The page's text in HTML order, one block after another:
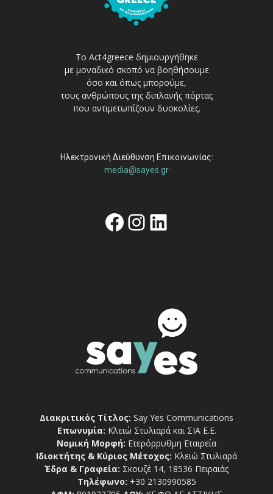
Το Act4greece δημιουργήθηκε
με μοναδικό σκοπό να βοηθήσουμε
όσο και όπως μπορούμε,
τους ανθρώπους της διπλανής πόρτας
που αντιμετωπίζουν δυσκολίες.
Ηλεκτρονική Διεύθυνση Επικοινωνίας:
media@sayes.gr
Facebook
Instagram
Linkedin
Διακριτικός Τίτλος: Say Yes Communications
Επωνυμία: Κλειώ Στυλιαρά και ΣΙΑ Ε.Ε.
Νομική Μορφή: Ετερόρρυθμη Εταιρεία
Ιδιοκτήτης & Κύριος Μέτοχος: Κλειώ Στυλιαρά
Έδρα & Γραφεία: Σκουζέ 14, 18536 Πειραιάς
Τηλέφωνο: +30 2130990585